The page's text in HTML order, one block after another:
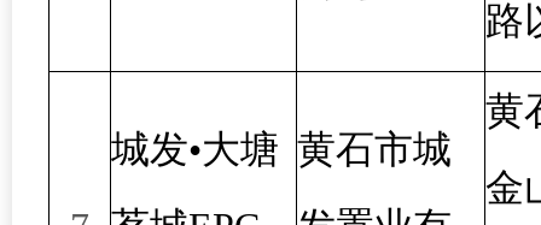
路
城发•大塘 黄石市城
黄
金